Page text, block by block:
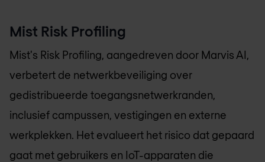
Mist Risk Profiling
Mist's Risk Profiling, aangedreven door Marvis AI,
verbetert de netwerkbeveiliging over
gedistribueerde toegangsnetwerkranden,
inclusief campussen, vestigingen en externe
werkplekken. Het evalueert het risico dat gepaard
gaat met gebruikers en IoT-apparaten die